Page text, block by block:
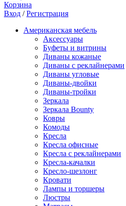
Корзина
Вход /Регистрация
Американская мебель
Аксессуары
Буфеты и витрины
Диваны кожаные
Диваны с реклайнерами
Диваны угловые
Диваны-двойки
Диваны-тройки
Зеркала
Зеркала Bounty
Ковры
Комоды
Кресла
Кресла офисные
Кресла с реклайнерами
Кресла-качалки
Кресло-шезлонг
Кровати
Лампы и торшеры
Люстры